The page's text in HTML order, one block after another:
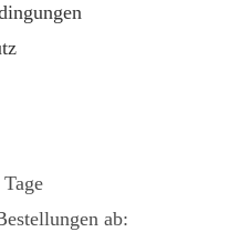
Tage
ab: